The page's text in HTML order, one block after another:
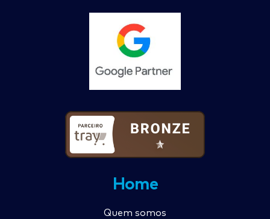
Home
Quem somos